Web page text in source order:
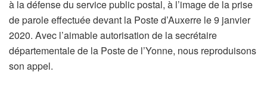
à la défense du service public postal, à l’image de la prise
de parole effectuée devant la Poste d’Auxerre le 9 janvier
2020. Avec l’aimable autorisation de la secrétaire
départementale de la Poste de l’Yonne, nous reproduisons
son appel.